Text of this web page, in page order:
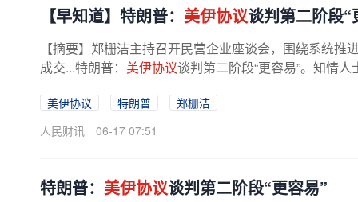
【早知道】特朗普： 美伊协议谈判第二阶段“
【摘要】郑栅洁主持召开民营企业座谈会，围绕系统
成交...特朗普： 美伊协议谈判第二阶段“更容易”。知情
美伊协议 特朗普
郑栅洁
人民财讯
06-17 07:51
特朗普： 美伊协议谈判第二阶段“更容易”